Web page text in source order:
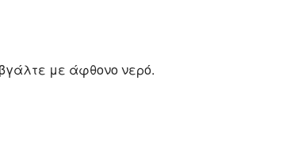
με άφθονο νερό.